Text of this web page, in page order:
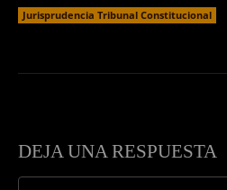
Jurisprudencia Tribunal Constitucional
DEJA UNA RESPUESTA